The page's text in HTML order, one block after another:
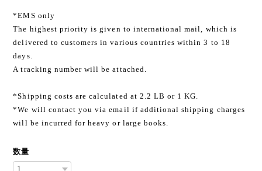
*EMS only
The highest priority is given to international mail, which is
delivered to customers in various countries within 3 to 18
days.
A tracking number will be attached.
*Shipping costs are calculated at 2.2 LB or 1 KG.
*We will contact you via email if additional shipping charges
will be incurred for heavy or large books.
数量